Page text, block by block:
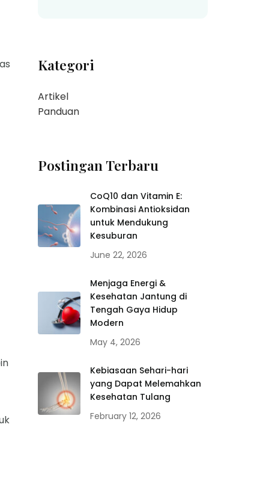
Kategori
Artikel
Panduan
Postingan Terbaru
CoQ10 dan Vitamin E:
Kombinasi Antioksidan
untuk Mendukung
Kesuburan
June 22, 2026
Menjaga Energi &
Kesehatan Jantung di
Tengah Gaya Hidup
Modern
May 4, 2026
Kebiasaan Sehari-hari
yang Dapat Melemahkan
Kesehatan Tulang
February 12, 2026